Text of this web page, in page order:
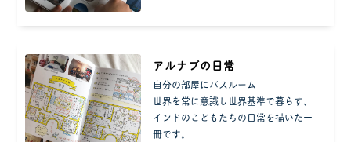
アルナブの日常
自分の部屋にバスルーム
世界を常に意識し世界基準で暮らす、
インドのこどもたちの日常を描いた一
冊です。